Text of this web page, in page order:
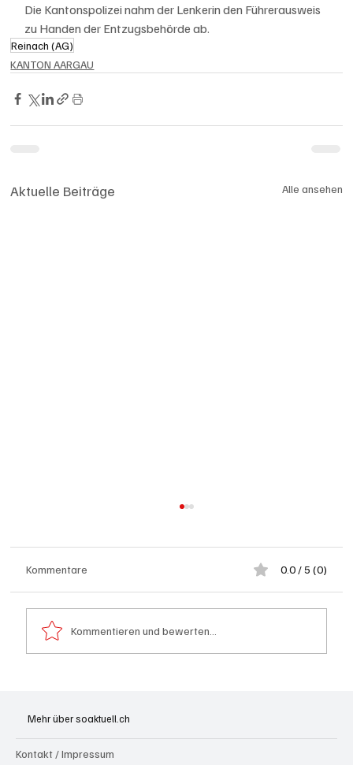
Die Kantonspolizei nahm der Lenkerin den Führerausweis
zu Handen der Entzugsbehörde ab.
Reinach (AG)
KANTON AARGAU
Aktuelle Beiträge Alle ansehen
gesucht)
Kommentare 0.0 / 5 (0)
Kommentieren und bewerten...
Mehr über soaktuell.ch
Kontakt / Impressum